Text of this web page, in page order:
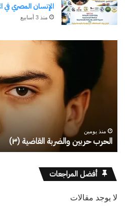
الإنسان المصري في
منذ 3 أسابيع
كليةِ
كامبرلي
منذ يومين
رجلُ الأقدار (٣) من مدرسةِ المشاةِ إلى كليةِ كامبرلي
أفضل المراجعات
لا يوجد مقالات